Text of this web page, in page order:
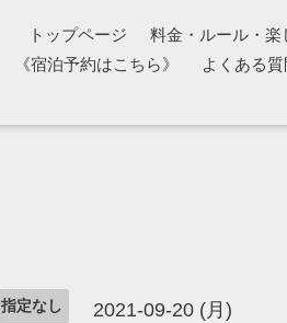
トップページ 料金・ルール・楽
《宿泊予約はこちら》
よくある質
指定なし 2021-09-20 (月)